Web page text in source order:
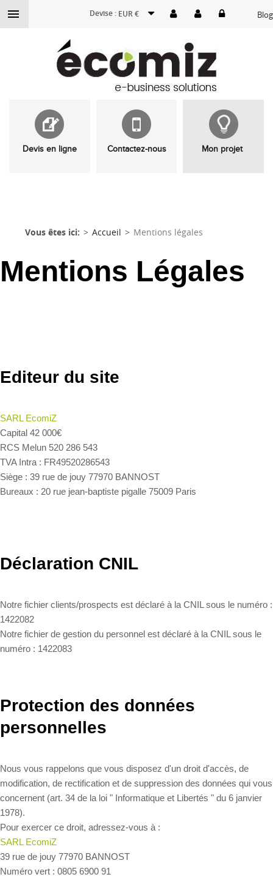
Devise : EUR € Blog

Devis en ligne Contactez-nous Mon projet
Vous êtes ici: Accueil Mentions légales
Mentions Légales
Editeur du site
SARL EcomiZ
Capital 42 000€
RCS Melun 520 286 543
TVA Intra : FR49520286543
Siège : 39 rue de jouy 77970 BANNOST
Bureaux : 20 rue jean-baptiste pigalle 75009 Paris
Déclaration CNIL
Notre fichier clients/prospects est déclaré à la CNIL sous le numéro :
1422082
Notre fichier de gestion du personnel est déclaré à la CNIL sous le
numéro : 1422083
Protection des données
personnelles
Nous vous rappelons que vous disposez d'un droit d'accès, de
modification, de rectification et de suppression des données qui vous
concernent (art. 34 de la loi " Informatique et Libertés " du 6 janvier
1978).
Pour exercer ce droit, adressez-vous à :
SARL EcomiZ
39 rue de jouy 77970 BANNOST
Numéro vert : 0805 6900 91